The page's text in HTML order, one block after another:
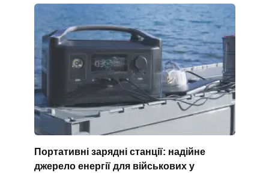
Портативні зарядні станції: надійне
джерело енергії для військових у